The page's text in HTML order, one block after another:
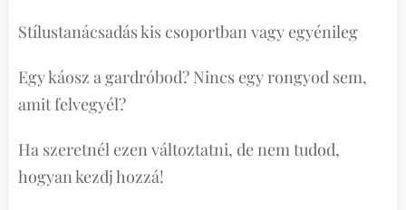
Stílustanácsadás kis csoportban vagy egyénileg
Egy káosz a gardróbod? Nincs egy rongyod sem,
amit felvegyél?
Ha szeretnél ezen változtatni, de nem tudod,
hogyan kezdj hozzá!